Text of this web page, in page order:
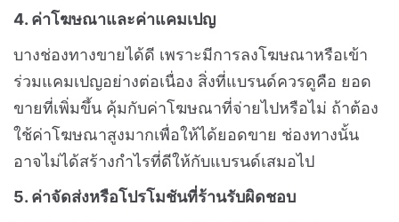
4. ค่าโฆษณาและค่าแคมเปญ
บางช่องทางขายได้ดี เพราะมีการลงโฆษณาหรือเข้า
ร่วมแคมเปญอย่างต่อเนื่อง สิ่งที่แบรนด์ควรดูคือ ยอด
ขายที่เพิ่มขึ้น คุ้มกับค่าโฆษณาที่จ่ายไปหรือไม่ ถ้าต้อง
ใช้ค่าโฆษณาสูงมากเพื่อให้ได้ยอดขาย ช่องทางนั้น
อาจไม่ได้สร้างกำไรที่ดีให้กับแบรนด์เสมอไป
5. ค่าจัดส่งหรือโปรโมชันที่ร้านรับผิดชอบ